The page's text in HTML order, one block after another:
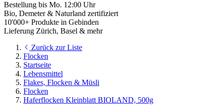
Bestellung bis Mo. 12:00 Uhr
Bio, Demeter & Naturland zertifiziert
10'000+ Produkte in Gebinden
Lieferung Zürich, Basel & mehr
Zurück zur Liste
Flocken
Startseite
Lebensmittel
Flakes, Flocken & Müsli
Flocken
Haferflocken Kleinblatt BIOLAND, 500g